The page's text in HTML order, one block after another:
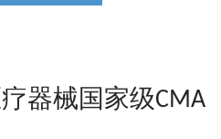
器械国家级CMA